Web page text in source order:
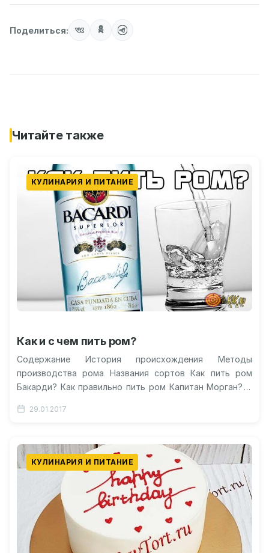
Поделиться:
Читайте также
КУЛИНАРИЯ И ПИТАНИЕ
Как и с чем пить ром?
Содержание История происхождения Методы
производства рома Названия сортов Как пить ром
Бакарди? Как правильно пить ром Капитан Морган? С
29.01.2017
КУЛИНАРИЯ И ПИТАНИЕ